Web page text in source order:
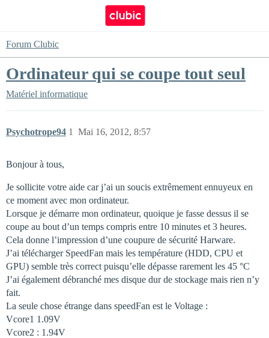
Forum Clubic
Ordinateur qui se coupe tout seul
Matériel informatique
Psychotrope94 Mai 16, 2012, 8:57
1
Bonjour à tous,
Je sollicite votre aide car j’ai un soucis extrêmement ennuyeux en
ce moment avec mon ordinateur.
Lorsque je démarre mon ordinateur, quoique je fasse dessus il se
coupe au bout d’un temps compris entre 10 minutes et 3 heures.
Cela donne l’impression d’une coupure de sécurité Harware.
J’ai télécharger SpeedFan mais les température (HDD, CPU et
GPU) semble très correct puisqu’elle dépasse rarement les 45 °C
J’ai également débranché mes disque dur de stockage mais rien n’y
fait.
La seule chose étrange dans speedFan est le Voltage :
Vcore1 1.09V
Vcore2 : 1.94V